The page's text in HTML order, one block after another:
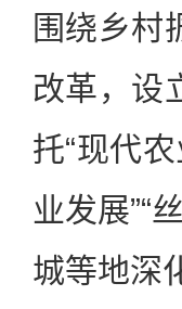
围绕乡村
改革，设
托“现代
业发展”“
城等地深